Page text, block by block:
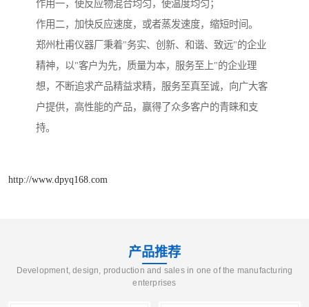
作用一，使反应物混合均匀，使温度均匀；
作用二，加快反应速度，或者蒸发速度，缩短时间。
郑州杜甫仪器厂秉着"务实、创新、和谐、致远"的企业
精神，以"客户为先，质量为本，服务至上"的企业理
想，不断追求产品精益求精，服务至真至诚，向广大客
户提供，高性能的产品，赢得了众多客户的青睐和支
持。
http://www.dpyq168.com
产品推荐
Development, design, production and sales in one of the manufacturing
enterprises